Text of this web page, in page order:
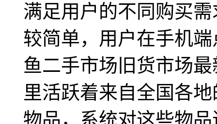
满足用户的不同购买
较简单，用户在手机
鱼二手市场旧货市场
里活跃着来自全国各
物品，系统对这些物